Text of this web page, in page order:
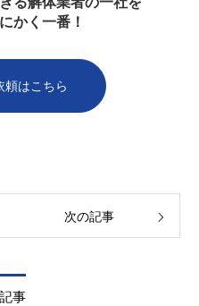
かく一番！
頼はこちら
次の記事
事